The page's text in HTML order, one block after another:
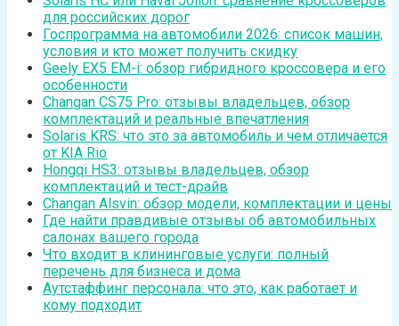
для российских дорог
Госпрограмма на автомобили 2026: список машин,
условия и кто может получить скидку
Geely EX5 EM-i: обзор гибридного кроссовера и его
особенности
Changan CS75 Pro: отзывы владельцев, обзор
комплектаций и реальные впечатления
Solaris KRS: что это за автомобиль и чем отличается
от KIA Rio
Hongqi HS3: отзывы владельцев, обзор
комплектаций и тест-драйв
Changan Alsvin: обзор модели, комплектации и цены
Где найти правдивые отзывы об автомобильных
салонах вашего города
Что входит в клининговые услуги: полный
перечень для бизнеса и дома
Аутстаффинг персонала: что это, как работает и
кому подходит